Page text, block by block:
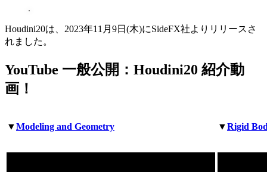
Houdini20は、2023年11月9日(木)にSideFX社よりリリースさ
れました。
YouTube 一般公開：Houdini20 紹介動
画！
▼Modeling and Geometry ▼Rigid